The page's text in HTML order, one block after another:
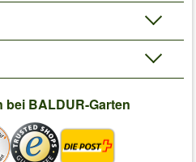
BALDUR-Garten